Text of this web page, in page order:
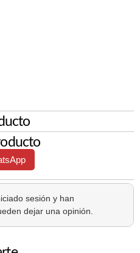
sesión y han
dejar una opinión.